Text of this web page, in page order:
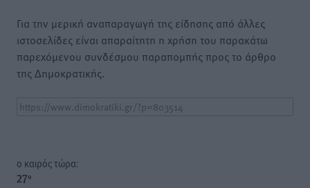
Για την μερική αναπαραγωγή της είδησης από άλλες
ιστοσελίδες είναι απαραίτητη η χρήση του παρακάτω
παρεχόμενου συνδέσμου παραπομπής προς το άρθρο
της Δημοκρατικής.
o καιρός τώρα:
27°